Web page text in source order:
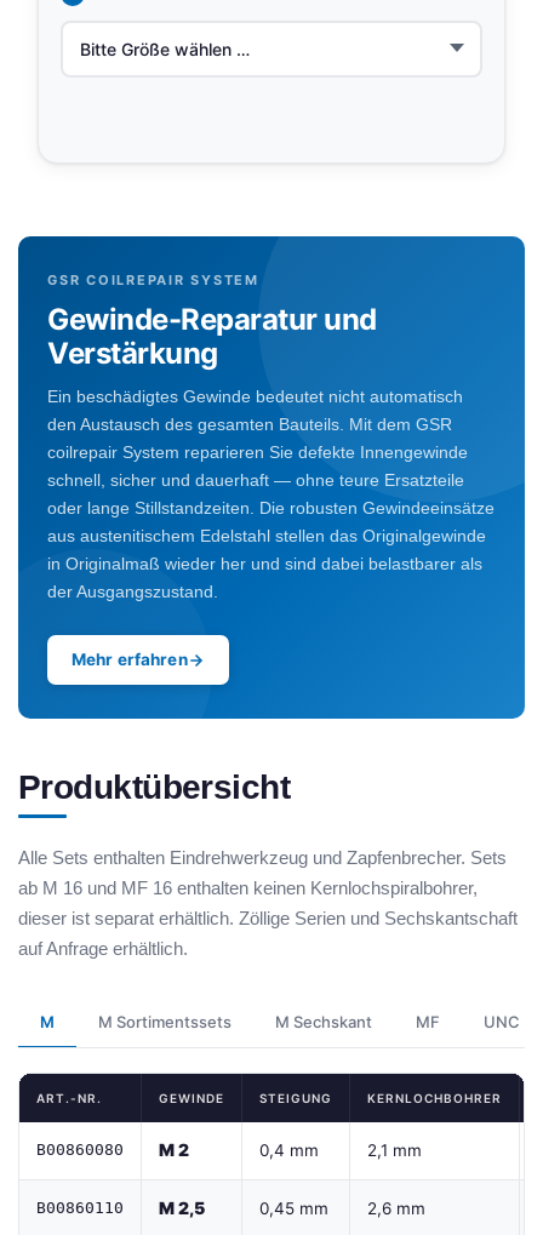
GSR COILREPAIR SYSTEM
Gewinde-Reparatur und
Verstärkung
Ein beschädigtes Gewinde bedeutet nicht automatisch
den Austausch des gesamten Bauteils. Mit dem GSR
coilrepair System reparieren Sie defekte Innengewinde
schnell, sicher und dauerhaft — ohne teure Ersatzteile
oder lange Stillstandzeiten. Die robusten Gewindeeinsätze
aus austenitischem Edelstahl stellen das Originalgewinde
in Originalmaß wieder her und sind dabei belastbarer als
der Ausgangszustand.
Mehr erfahren
Produktübersicht
Alle Sets enthalten Eindrehwerkzeug und Zapfenbrecher. Sets
ab M 16 und MF 16 enthalten keinen Kernlochspiralbohrer,
dieser ist separat erhältlich. Zöllige Serien und Sechskantschaft
auf Anfrage erhältlich.
M M Sortimentssets M Sechskant MF UNC
ART.-NR. GEWINDE STEIGUNG KERNLOCHBOHRER
B00860080 M 2 0,4 mm 2,1 mm
B00860110 M 2,5 0,45 mm 2,6 mm